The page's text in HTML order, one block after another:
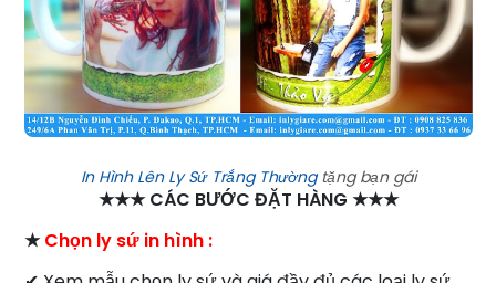
In Hình Lên Ly Sứ Trắng Thườngtặng bạn gái
★★★ CÁC BƯỚC ĐẶT HÀNG ★★★
★Chọn ly sứ in hình :